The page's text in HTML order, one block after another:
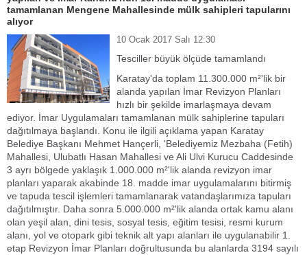
tamamlanan Mengene Mahallesinde mülk sahipleri tapularını
alıyor
10 Ocak 2017 Salı 12:30
Tesciller büyük ölçüde tamamlandı
Karatay'da toplam 11.300.000 m²'lik bir
alanda yapılan İmar Revizyon Planları
hızlı bir şekilde imarlaşmaya devam
ediyor. İmar Uygulamaları tamamlanan mülk sahiplerine tapuları
dağıtılmaya başlandı. Konu ile ilgili açıklama yapan Karatay
Belediye Başkanı Mehmet Hançerli, 'Belediyemiz Mezbaha (Fetih)
Mahallesi, Ulubatlı Hasan Mahallesi ve Ali Ulvi Kurucu Caddesinde
3 ayrı bölgede yaklaşık 1.000.000 m²'lik alanda revizyon imar
planları yaparak akabinde 18. madde imar uygulamalarını bitirmiş
ve tapuda tescil işlemleri tamamlanarak vatandaşlarımıza tapuları
dağıtılmıştır. Daha sonra 5.000.000 m²'lik alanda ortak kamu alanı
olan yeşil alan, dini tesis, sosyal tesis, eğitim tesisi, resmi kurum
alanı, yol ve otopark gibi teknik alt yapı alanları ile uygulanabilir 1.
etap Revizyon İmar Planları doğrultusunda bu alanlarda 3194 sayılı